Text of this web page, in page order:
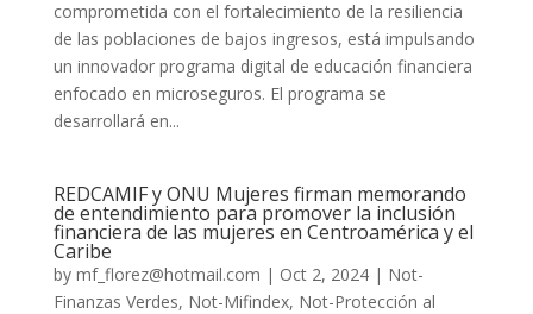
comprometida con el fortalecimiento de la resiliencia
de las poblaciones de bajos ingresos, está impulsando
un innovador programa digital de educación financiera
enfocado en microseguros. El programa se
desarrollará en...
REDCAMIF y ONU Mujeres firman memorando
de entendimiento para promover la inclusión
financiera de las mujeres en Centroamérica y el
Caribe
by mf_florez@hotmail.com | Oct 2, 2024| Not-
Finanzas Verdes, Not-Mifindex, Not-Protección al